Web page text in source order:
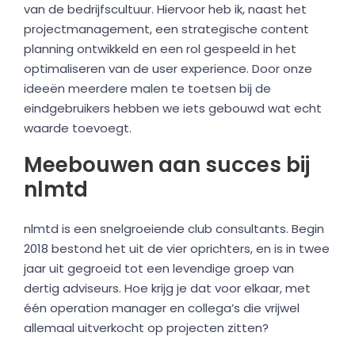
van de bedrijfscultuur. Hiervoor heb ik, naast het
projectmanagement, een strategische content
planning ontwikkeld en een rol gespeeld in het
optimaliseren van de user experience. Door onze
ideeën meerdere malen te toetsen bij de
eindgebruikers hebben we iets gebouwd wat echt
waarde toevoegt.
Meebouwen aan succes bij
nlmtd
nlmtd is een snelgroeiende club consultants. Begin
2018 bestond het uit de vier oprichters, en is in twee
jaar uit gegroeid tot een levendige groep van
dertig adviseurs. Hoe krijg je dat voor elkaar, met
één operation manager en collega’s die vrijwel
allemaal uitverkocht op projecten zitten?